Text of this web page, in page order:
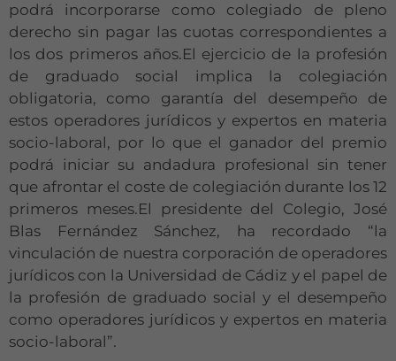
podrá incorporarse como colegiado de pleno
derecho sin pagar las cuotas correspondientes a
los dos primeros años.El ejercicio de la profesión
de graduado social implica la colegiación
obligatoria, como garantía del desempeño de
estos operadores jurídicos y expertos en materia
socio-laboral, por lo que el ganador del premio
podrá iniciar su andadura profesional sin tener
que afrontar el coste de colegiación durante los 12
primeros meses.El presidente del Colegio, José
Blas Fernández Sánchez, ha recordado “la
vinculación de nuestra corporación de operadores
jurídicos con la Universidad de Cádiz y el papel de
la profesión de graduado social y el desempeño
como operadores jurídicos y expertos en materia
socio-laboral”.